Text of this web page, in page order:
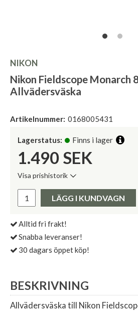
NIKON
Nikon Fieldscope Monarch
Allvädersväska
Artikelnummer: 0168005431
Lagerstatus: Finns i lager
1.490 SEK
Visa prishistorik
LÄGG I KUNDVAGN
Alltid fri frakt!
Snabba leveranser!
30 dagars öppet köp!
BESKRIVNING
Allvädersväska till Nikon